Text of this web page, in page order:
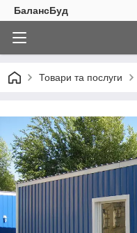
БалансБуд
Товари та послуги